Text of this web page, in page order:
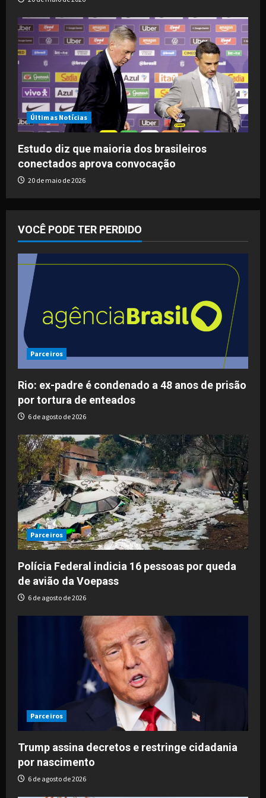
Últimas Notícias
Estudo diz que maioria dos brasileiros
conectados aprova convocação
20 de maio de 2026
VOCÊ PODE TER PERDIDO
Parceiros
Rio: ex-padre é condenado a 48 anos de prisão
por tortura de enteados
6 de agosto de 2026
Parceiros
Polícia Federal indicia 16 pessoas por queda
de avião da Voepass
6 de agosto de 2026
Parceiros
Trump assina decretos e restringe cidadania
por nascimento
6 de agosto de 2026